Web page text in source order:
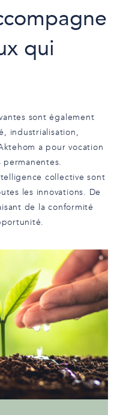
qui
sont également
industrialisation,
a pour vocation
permanentes.
collective sont
les innovations. De
de la conformité